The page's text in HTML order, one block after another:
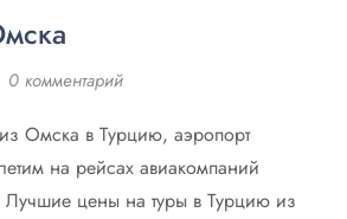
0 комментарий
Омска в Турцию, аэропорт
на рейсах авиакомпаний
цены на туры в Турцию из